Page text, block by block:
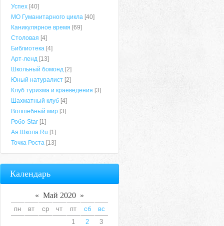
Успех [40]
МО Гуманитарного цикла [40]
Каникулярное время [69]
Столовая [4]
Библиотека [4]
Арт-ленд [13]
Школьный бомонд [2]
Юный натуралист [2]
Клуб туризма и краеведения [3]
Шахматный клуб [4]
Волшебный мир [3]
Робо-Star [1]
Ая.Школа.Ru [1]
Точка Роста [13]
Календарь
« Май 2020 »
пн вт ср чт пт сб
вс
1
2
3